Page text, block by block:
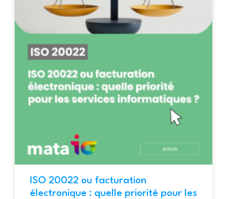
ISO 20022 ou facturation
électronique : quelle priorité pour les